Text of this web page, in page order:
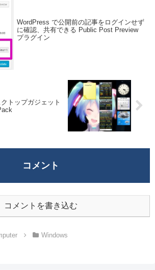
WordPress で公開前の記事をログインせず
に確認、共有できる Public Post Preview
プラグイン
トップガジェット
コメント
コメントを書き込む
Windows